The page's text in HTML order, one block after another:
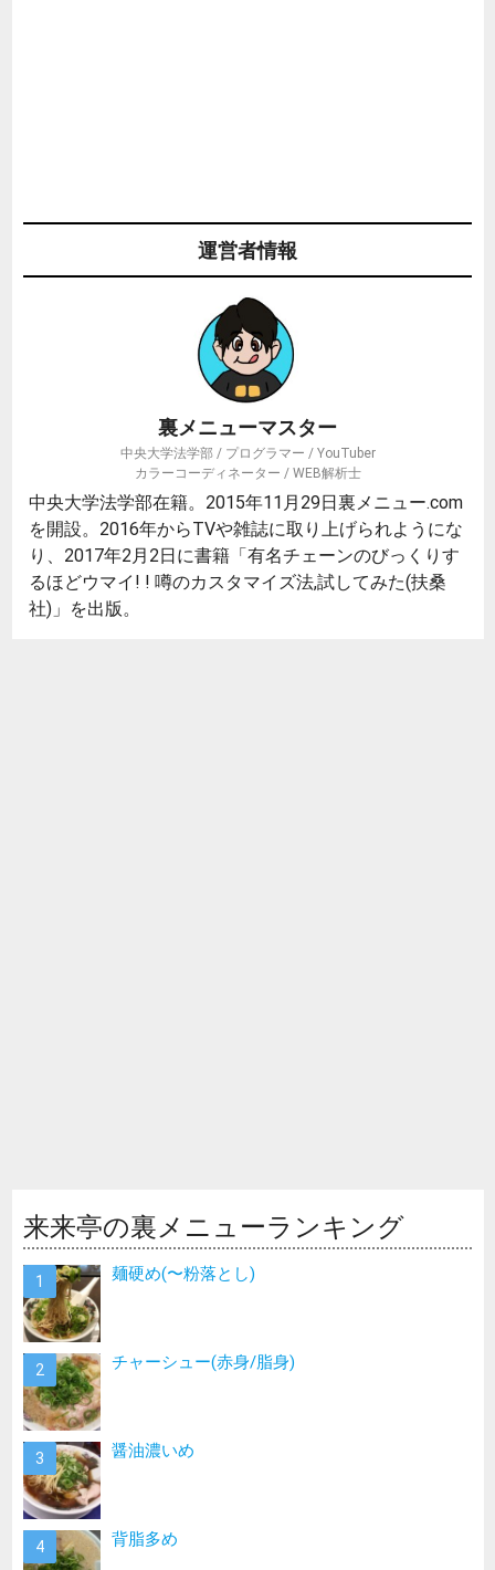
運営者情報
裏メニューマスター
中央大学法学部 / プログラマー / YouTuber
カラーコーディネーター / WEB解析士
中央大学法学部在籍。2015年11月29日裏メニュー.com
を開設。2016年からTVや雑誌に取り上げられようにな
り、2017年2月2日に書籍「有名チェーンのびっくりす
るほどウマイ! ! 噂のカスタマイズ法,試してみた(扶桑
社)」を出版。
来来亭の裏メニューランキング
麺硬め(〜粉落とし)
チャーシュー(赤身/脂身)
醤油濃いめ
背脂多め